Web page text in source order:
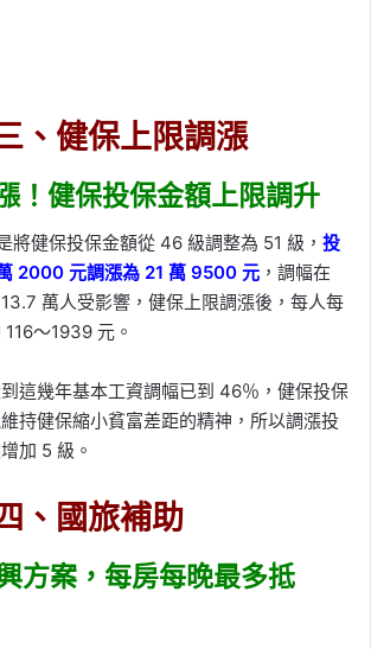
、健保上限調漲
！健保投保金額上限調升
將健保投保金額從 46 級調整為 51 級， 投
2000 元調漲為 21 萬 9500 元 ，調幅在
萬人受影響，健保上限調漲後，每人每
～1939 元。
這幾年基本工資調幅已到 46％，健保投保
持健保縮小貧富差距的精神，所以調漲投
加 5 級。
、國旅補助
方案，每房每晚最多抵